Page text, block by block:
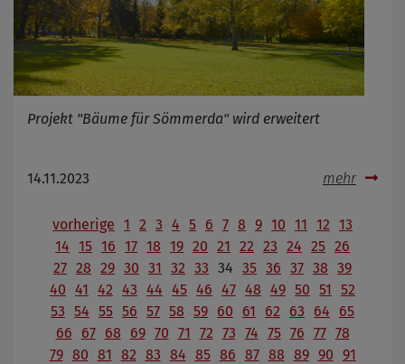
Projekt "Bäume für Sömmerda" wird erweitert
14.11.2023 mehr
vorherige 1 2 3 4 5 6 7 8 9 10 11 12 13
14 15 16 17 18 19 20 21 22 23 24 25 26
27 28 29 30 31 32 33 34 35 36 37 38 39
40 41 42 43 44 45 46 47 48 49 50 51
52
53 54 55 56 57 58 59 60 61 62 63 64
65
66
67 68 69 70 71 72 73 74 75 76 77 78
79 80 81 82 83 84 85 86 87 88 89 90 91